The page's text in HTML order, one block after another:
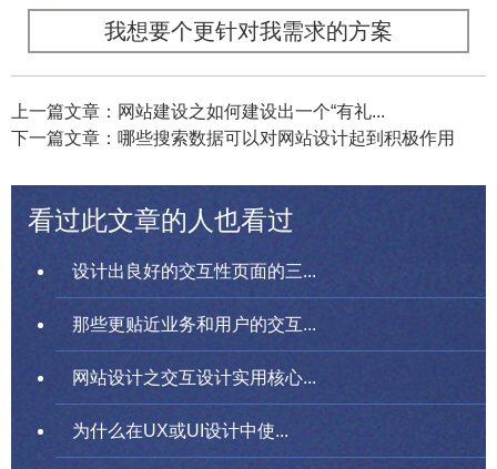
我想要个更针对我需求的方案
上一篇文章：网站建设之如何建设出一个“有礼...
下一篇文章：哪些搜索数据可以对网站设计起到积极作用
看过此文章的人也看过
设计出良好的交互性页面的三...
那些更贴近业务和用户的交互...
网站设计之交互设计实用核心...
为什么在UX或UI设计中使...